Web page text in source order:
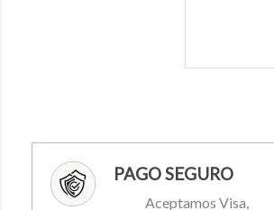
PAGO SEGURO
Aceptamos Visa,